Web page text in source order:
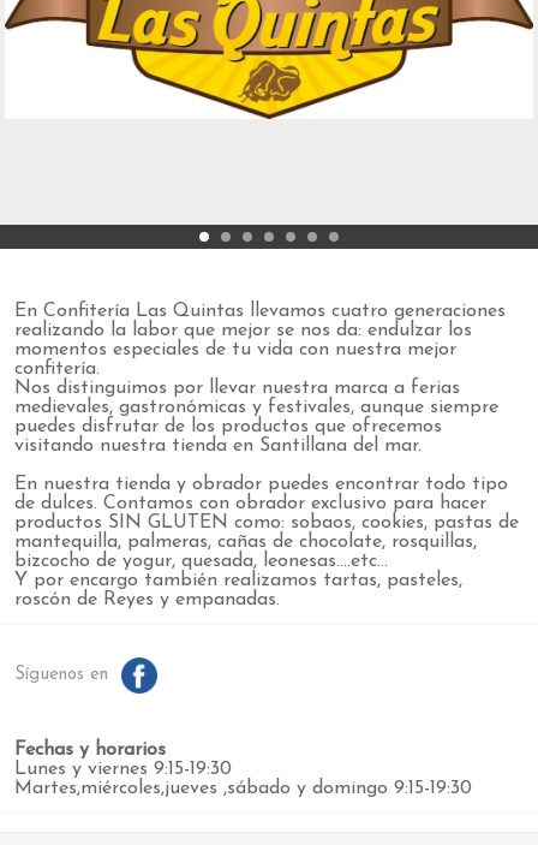
En Confitería Las Quintas llevamos cuatro generaciones
realizando la labor que mejor se nos da: endulzar los
momentos especiales de tu vida con nuestra mejor
confitería.
Nos distinguimos por llevar nuestra marca a ferias
medievales, gastronómicas y festivales, aunque siempre
puedes disfrutar de los productos que ofrecemos
visitando nuestra tienda en Santillana del mar.
En nuestra tienda y obrador puedes encontrar todo tipo
de dulces. Contamos con obrador exclusivo para hacer
productos SIN GLUTEN como: sobaos, cookies, pastas de
mantequilla, palmeras, cañas de chocolate, rosquillas,
bizcocho de yogur, quesada, leonesas....etc...
Y por encargo también realizamos tartas, pasteles,
roscón de Reyes y empanadas.
Síguenos en
Fechas y horarios
Lunes y viernes 9:15-19:30
Martes,miércoles,jueves ,sábado y domingo 9:15-19:30